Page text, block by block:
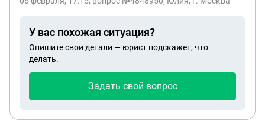
налогов. И получилось так что по не знанию всех
обналичивания, так как я была очень далека от
всего связанного с отмывом и тд, и все его
просьбы сделать новые карты других банков мне
время он пользовался шестью моими
есть ухода от налогов. В общей сумме за все
У вас похожая ситуация?
Опишите свои детали — юрист подскажет, что
делать.
Задать свой вопрос